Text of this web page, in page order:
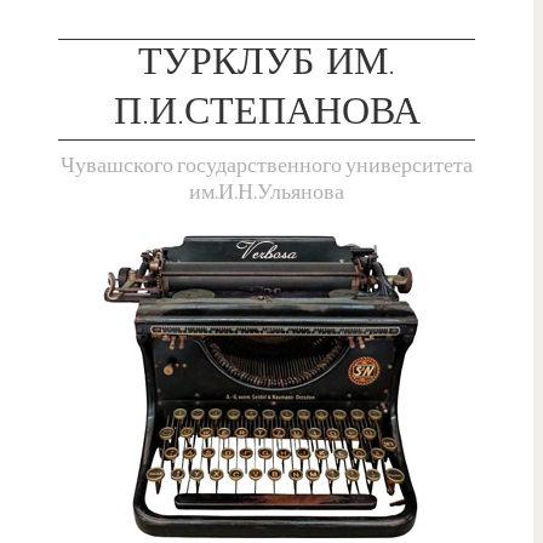
ТУРКЛУБ ИМ.
П.И.СТЕПАНОВА
Чувашского государственного университета
им.И.Н.Ульянова